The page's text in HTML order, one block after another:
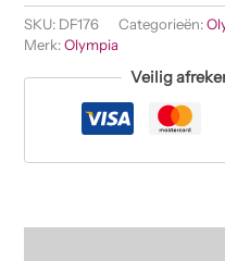
SKU: DF176 Categorieën:
Merk:Olympia
Veilig